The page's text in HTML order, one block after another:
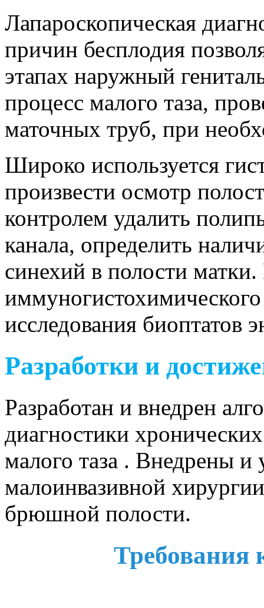
Лапароскопическая
причин бесплодия
этапах наружный
процесс малого таза,
маточных труб, при
Широко используется
произвести осмотр
контролем удалить
канала, определить
синехий в полости
исследования биоптатов
Разработки и
Разработан и внедрен
диагностики
малого таза . Внедрены и
малоинвазивной
брюшной полости.
Требования